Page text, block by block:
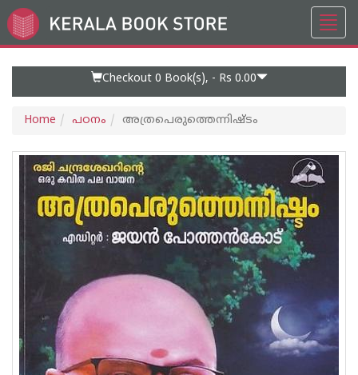
Go
to
Checkout 0 Book(s), - Rs 0.00
Home പഠനം അത്രപെരുത്തെന്നിഷ്ടം